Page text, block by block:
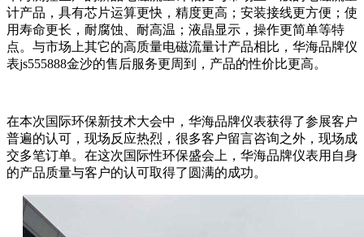
计产品，具有芯片运算更快，精度更高；安装接线更方便；使
用寿命更长，耐腐蚀、耐高温；液晶显示，操作更简单等特
点。与市场上其它的高质量电磁流量计产品相比，华海品牌仪
表js555888金沙的售后服务更周到，产品的性价比更高。
在本次国际环保新技术大会中，华海品牌仪表获得了参展客户
普遍的认可，现场反应热烈，很多客户留言咨询之外，现场成
交多笔订单。在这次国际性环保盛会上，华海品牌仪表用自身
的产品质量与客户的认可取得了圆满的成功。